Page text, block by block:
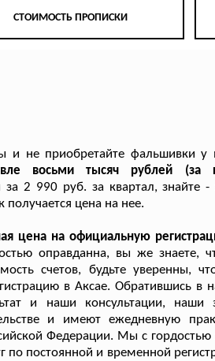
СТОИМОСТЬ ПРОПИСКИ
и не приобретайте фальшивки
восьми тысяч рублей (за
2 990 руб. за квартал, знайте
цена на нее.
цена на официальную
оправданна, вы же знаете,
счетов, будьте уверенны,
в Аксае. Обратившись
и наши консультации, наши
и имеют ежедневную
Федерации. Мы с
по постоянной и временной